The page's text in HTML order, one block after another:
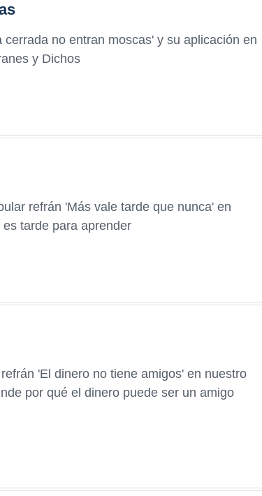
no entran moscas' y su aplicación en
y Dichos
refrán 'Más vale tarde que nunca' en
tarde para aprender
'El dinero no tiene amigos' en nuestro
por qué el dinero puede ser un amigo